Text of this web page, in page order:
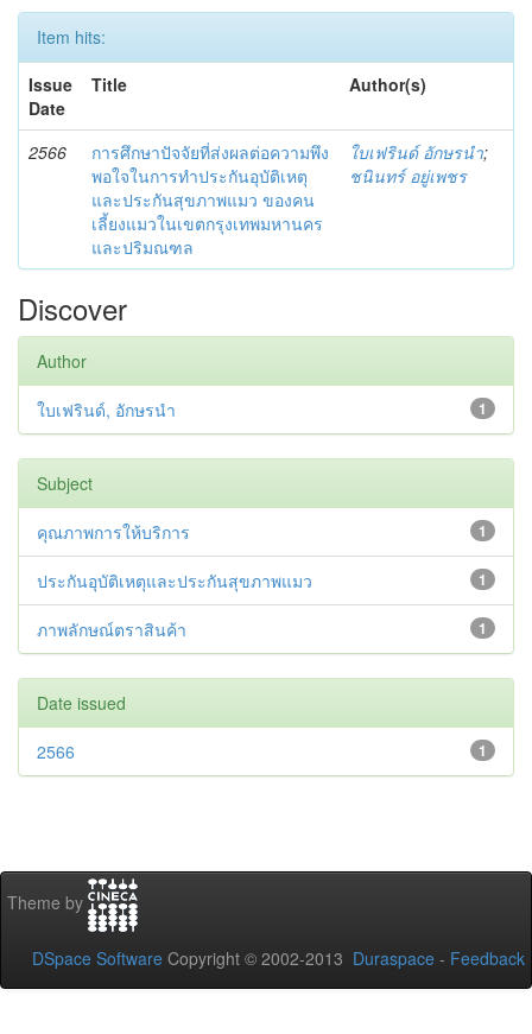
Item hits:
Issue
Date
Title Author(s)
2566
การศึกษาปัจจัยที่ส่งผลต่อความพึง
พอใจในการทำประกันอุบัติเหตุ
และประกันสุขภาพแมว ของคน
เลี้ยงแมวในเขตกรุงเทพมหานคร
และปริมณฑล
ใบเฟรินด์ อักษรนำ;
ชนินทร์ อยู่เพชร
Discover
Author
1
ใบเฟรินด์, อักษรนำ
Subject
1
คุณภาพการให้บริการ
1
ประกันอุบัติเหตุและประกันสุขภาพแมว
1
ภาพลักษณ์ตราสินค้า
Date issued
1
2566
Theme by
DSpace Software Copyright © 2002-2013 Duraspace - Feedback